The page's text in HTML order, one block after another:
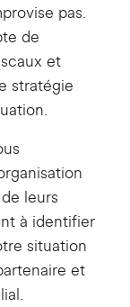
pas.
de
et
stratégie
leurs
à identifier
situation
et